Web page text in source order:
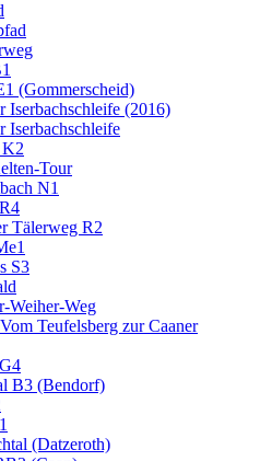
(Gommerscheid)
Iserbachschleife (2016)
Iserbachschleife
K2
Tour
N1
Tälerweg R2
S3
Weiher-Weg
Teufelsberg zur Caaner
B3 (Bendorf)
(Datzeroth)